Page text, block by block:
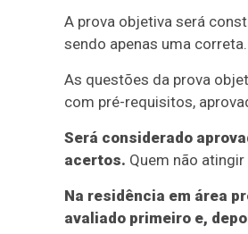
A prova objetiva será
sendo apenas uma
As questões da prova
com pré-requisitos,
Será considerado
acertos. Quem não
Na residência em área
avaliado primeiro e,